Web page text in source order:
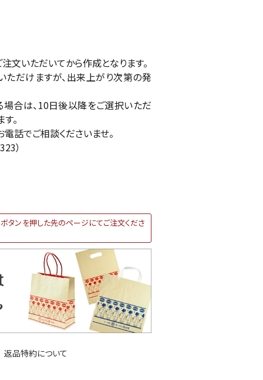
文いただいてから作成となります。
だけますが、出来上がり次第の発
合は、10日後以降をご選択いただ
。
話でご相談くださいませ。
）
タンを押した先のページにてご注文くださ
返品特約について